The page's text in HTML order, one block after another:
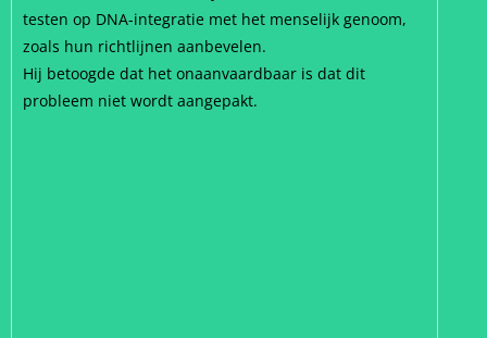
testen op DNA-integratie met het menselijk genoom,
zoals hun richtlijnen aanbevelen.
Hij betoogde dat het onaanvaardbaar is dat dit
probleem niet wordt aangepakt.